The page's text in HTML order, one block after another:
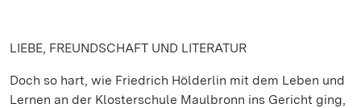
LIEBE, FREUNDSCHAFT UND LITERATUR
Doch so hart, wie Friedrich Hölderlin mit dem Leben und
Lernen an der Klosterschule Maulbronn ins Gericht ging,